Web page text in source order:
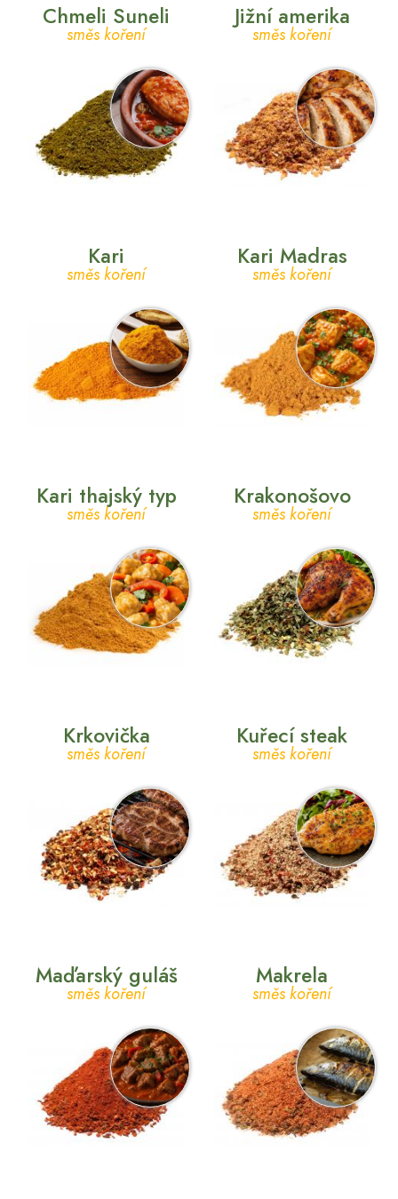
Chmeli Suneli
směs koření
Jižní amerika
směs koření
Kari
směs koření
Kari Madras
směs koření
Kari thajský typ
směs koření
Krakonošovo
směs koření
Krkovička
směs koření
Kuřecí steak
směs koření
Maďarský guláš
směs koření
Makrela
směs koření